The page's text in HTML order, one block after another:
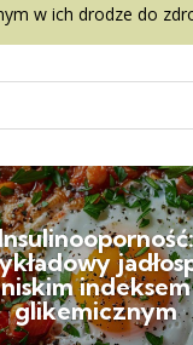
w ich drodze do
niskim indeksem
glikemicznym